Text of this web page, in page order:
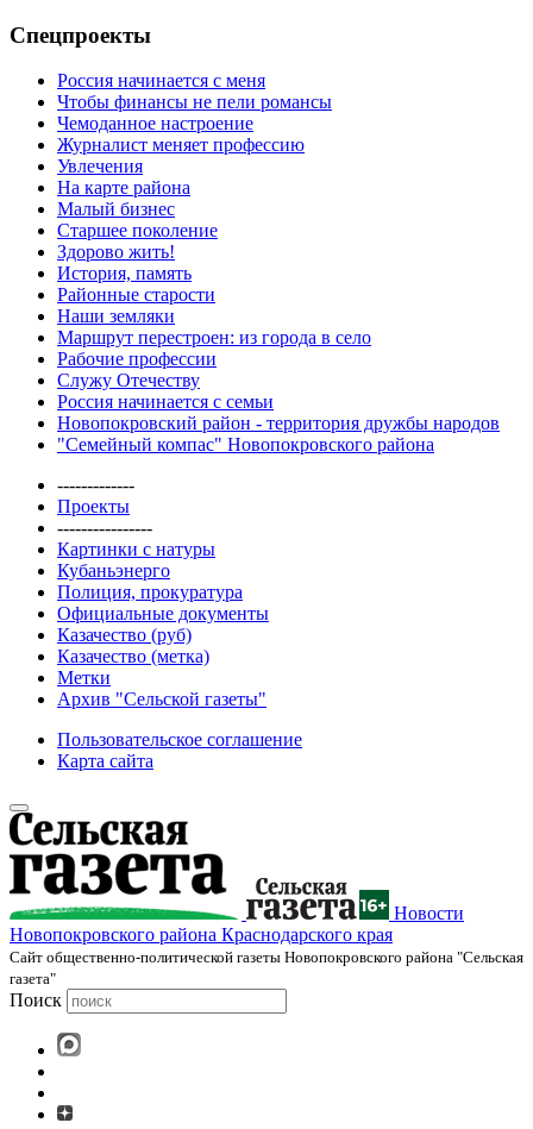
Спецпроекты
Россия начинается с меня
Чтобы финансы не пели романсы
Чемоданное настроение
Журналист меняет профессию
Увлечения
На карте района
Малый бизнес
Старшее поколение
Здорово жить!
История, память
Районные старости
Наши земляки
Маршрут перестроен: из города в село
Рабочие профессии
Служу Отечеству
Россия начинается с семьи
Новопокровский район - территория дружбы народов
"Семейный компас" Новопокровского района
-------------
Проекты
----------------
Картинки с натуры
Кубаньэнерго
Полиция, прокуратура
Официальные документы
Казачество (руб)
Казачество (метка)
Метки
Архив "Сельской газеты"
Пользовательское соглашение
Карта сайта
Новости
Новопокровского района Краснодарского края
Cайт общественно-политической газеты Новопокровского района "Сельская
газета"
Поиск